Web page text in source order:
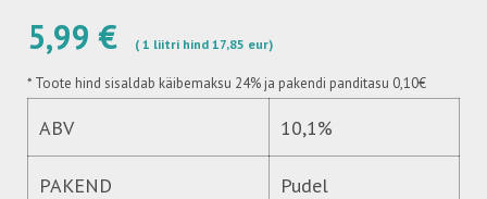
5,99 € ( 1 liitri hind 17,85 eur)
* Toote hind sisaldab käibemaksu 24% ja pakendi panditasu 0,10€
ABV 10,1%
PAKEND Pudel